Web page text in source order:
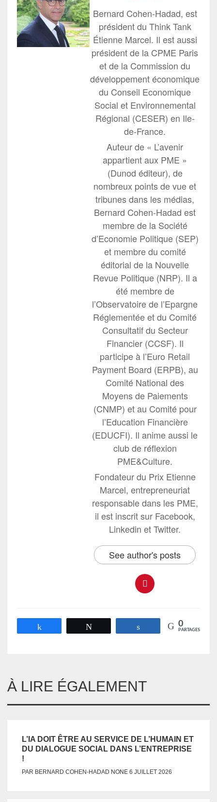
Bernard Cohen-Hadad, est
président du Think Tank
Étienne Marcel. Il est aussi
président de la CPME Paris
et de la Commission du
développement économique
du Conseil Economique
Social et Environnemental
Régional (CESER) en Ile-
de-France.
Auteur de « L’avenir
appartient aux PME »
(Dunod éditeur), de
nombreux points de vue et
tribunes dans les médias,
Bernard Cohen-Hadad est
membre de la Société
d’Economie Politique (SEP)
et membre du comité
éditorial de la Nouvelle
Revue Politique (NRP). Il a
été membre de
l’Observatoire de l’Epargne
Réglementée et du Comité
Consultatif du Secteur
Financier (CCSF). Il
participe à l’Euro Retail
Payment Board (ERPB), au
Comité National des
Moyens de Paiements
(CNMP) et au Comité pour
l’Education Financière
(EDUCFI). Il anime aussi le
club de réflexion
PME&Culture.
Fondateur du Prix Etienne
Marcel, entrepreneuriat
responsable dans les PME,
il est inscrit sur Facebook,
Linkedin et Twitter.
See author's posts
Partagez 0
PARTAGES
À LIRE ÉGALEMENT
L’IA DOIT ÊTRE AU SERVICE DE L’HUMAIN ET
DU DIALOGUE SOCIAL DANS L’ENTREPRISE
!
PAR BERNARD COHEN-HADAD NONE 6 JUILLET 2026